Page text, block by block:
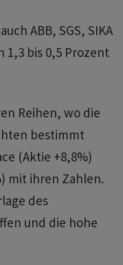
ABB, SGS, SIKA
1,3 bis 0,5 Prozent
Reihen, wo die
bestimmt
(Aktie +8,8%)
mit ihren Zahlen.
des
und die hohe